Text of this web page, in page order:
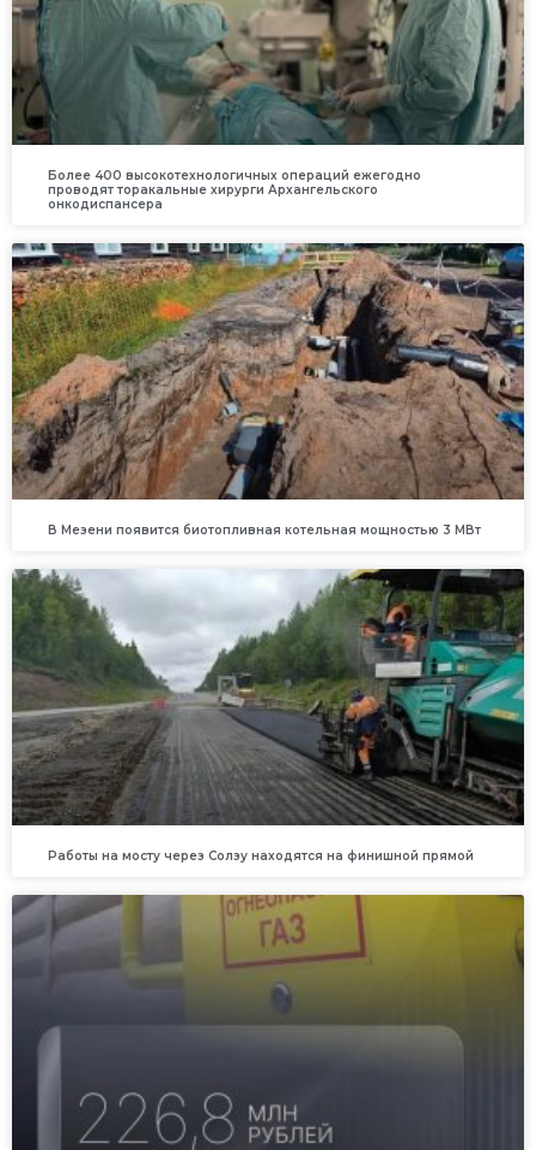
Более 400 высокотехнологичных операций ежегодно
проводят торакальные хирурги Архангельского
онкодиспансера
В Мезени появится биотопливная котельная мощностью 3 МВт
Работы на мосту через Солзу находятся на финишной прямой